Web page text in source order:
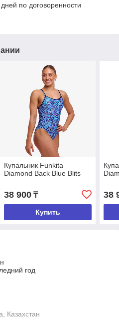
по договоренности
Купальник Funkita
Diamond Back Blue Blits
38 900₸
Купить
38
год
Казахстан